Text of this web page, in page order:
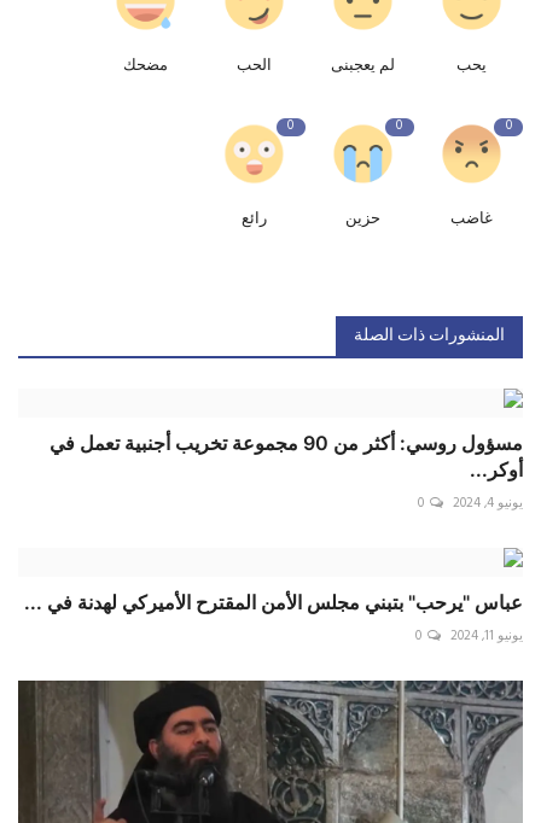
يحب لم يعجبنى الحب مضحك
0
غاضب
0
حزين
0
رائع
المنشورات ذات الصلة
مسؤول روسي: أكثر من 90 مجموعة تخريب أجنبية تعمل في
أوكر...
يونيو 4, 2024 0
عباس "يرحب" بتبني مجلس الأمن المقترح الأميركي لهدنة في ...
يونيو 11, 2024 0